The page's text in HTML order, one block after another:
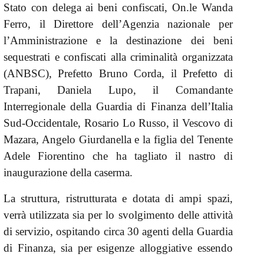
Stato con delega ai beni confiscati, On.le Wanda
Ferro, il Direttore dell’Agenzia nazionale per
l’Amministrazione e la destinazione dei beni
sequestrati e confiscati alla criminalità organizzata
(ANBSC), Prefetto Bruno Corda, il Prefetto di
Trapani, Daniela Lupo, il Comandante
Interregionale della Guardia di Finanza dell’Italia
Sud-Occidentale, Rosario Lo Russo, il Vescovo di
Mazara, Angelo Giurdanella e la figlia del Tenente
Adele Fiorentino che ha tagliato il nastro di
inaugurazione della caserma.
La struttura, ristrutturata e dotata di ampi spazi,
verrà utilizzata sia per lo svolgimento delle attività
di servizio, ospitando circa 30 agenti della Guardia
di Finanza, sia per esigenze alloggiative essendo